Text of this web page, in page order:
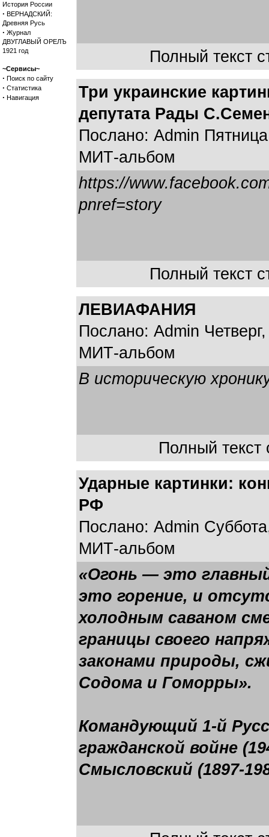
История России
· ВЕРНАДСКИЙ:
Древняя Русь
· Журнал
ДВУГЛАВЫЙ ОРЕЛЪ
1921 год
~Сервисы~
· Поиск по сайту
· Статистика
· Навигация
Полный текст
Три украинские
депутата Рады
Послано: Admin
МИТ-альбом
https://
pnref=story
Полный текст
ЛЕВИАФАНИЯ
Послано: Admin
МИТ-альбом
В историческую
Полный текст
Ударные картинки:
РФ
Послано: Admin
МИТ-альбом
«Огонь — это
это горение, и
холодным саваном
границы своего
законами природы,
Содома и Гоморры».
Командующий 1-й
гражданской войне
Смысловский (1897-